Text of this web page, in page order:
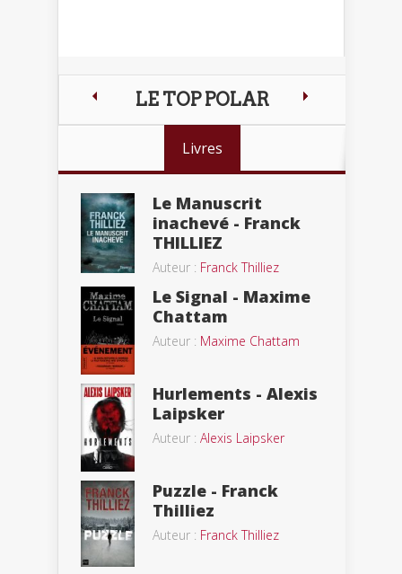
LE TOP POLAR
Livres
Le Manuscrit
inachevé - Franck
THILLIEZ
Auteur : Franck Thilliez
Le Signal - Maxime
Chattam
Auteur : Maxime Chattam
Hurlements - Alexis
Laipsker
Auteur : Alexis Laipsker
Puzzle - Franck
Thilliez
Auteur : Franck Thilliez